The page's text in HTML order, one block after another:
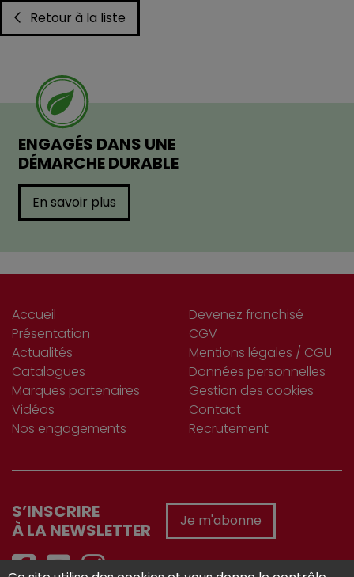
Retour à la liste
ENGAGÉS DANS UNE
DÉMARCHE DURABLE
En savoir plus
Accueil
Présentation
Actualités
Catalogues
Marques partenaires
Vidéos
Nos engagements
Devenez franchisé
CGV
Mentions légales / CGU
Données personnelles
Gestion des cookies
Contact
Recrutement
S’INSCRIRE
À LA NEWSLETTER
Je m'abonne